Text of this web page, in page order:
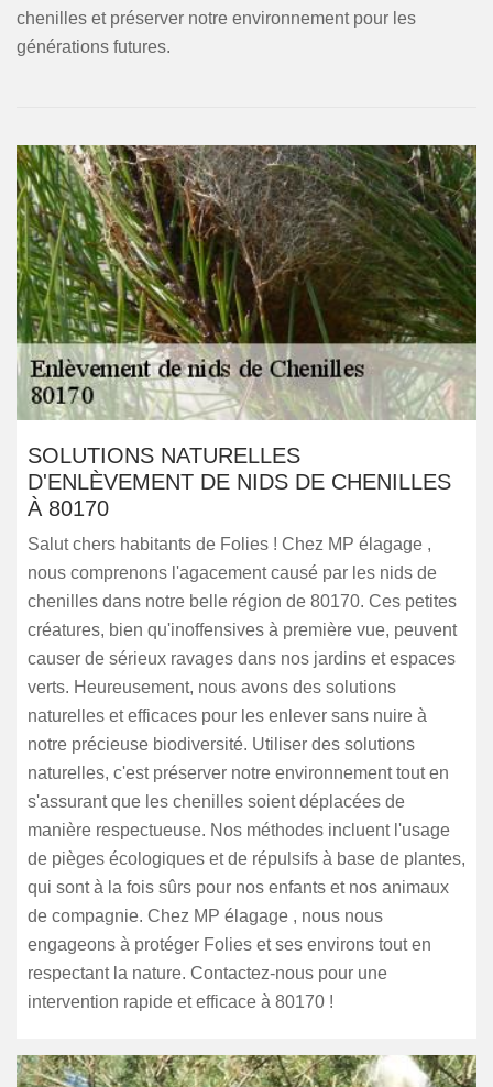
chenilles et préserver notre environnement pour les
générations futures.
SOLUTIONS NATURELLES
D'ENLÈVEMENT DE NIDS DE CHENILLES
À 80170
Salut chers habitants de Folies ! Chez MP élagage ,
nous comprenons l'agacement causé par les nids de
chenilles dans notre belle région de 80170. Ces petites
créatures, bien qu'inoffensives à première vue, peuvent
causer de sérieux ravages dans nos jardins et espaces
verts. Heureusement, nous avons des solutions
naturelles et efficaces pour les enlever sans nuire à
notre précieuse biodiversité. Utiliser des solutions
naturelles, c'est préserver notre environnement tout en
s'assurant que les chenilles soient déplacées de
manière respectueuse. Nos méthodes incluent l'usage
de pièges écologiques et de répulsifs à base de plantes,
qui sont à la fois sûrs pour nos enfants et nos animaux
de compagnie. Chez MP élagage , nous nous
engageons à protéger Folies et ses environs tout en
respectant la nature. Contactez-nous pour une
intervention rapide et efficace à 80170 !